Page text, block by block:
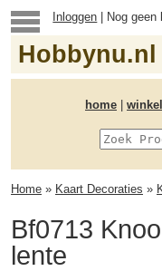
Inloggen | Nog
Hobbynu.nl
home
Home » Kaart Decoraties »
Bf0713
lente